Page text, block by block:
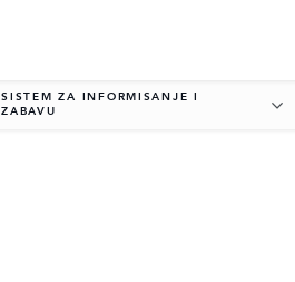
SISTEM ZA INFORMISANJE I
ZABAVU